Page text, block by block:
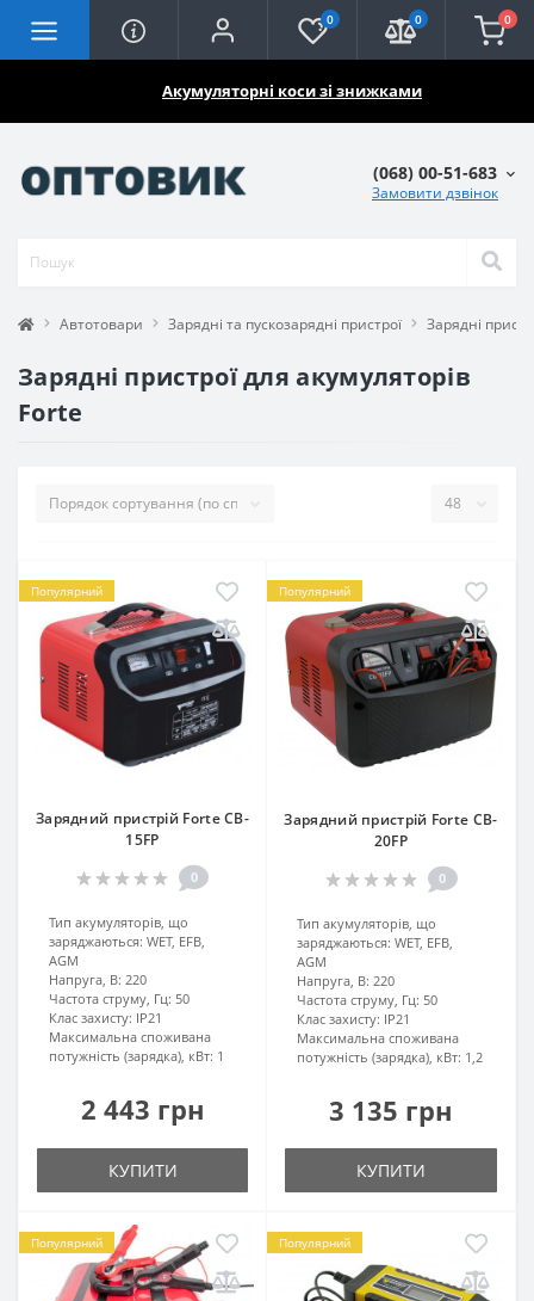
Акумуляторні коси зі знижками
0 0 0
(068) 00-51-683
Замовити дзвінок
Автотовари Зарядні та пускозарядні пристрої Зарядні
Зарядні пристрої для акумуляторів
Forte
Популярний
Зарядний пристрій Forte CB-
15FP
0
Тип акумуляторів, що
заряджаються: WET, EFB,
AGM
Напруга, В: 220
Частота струму, Гц: 50
Клас захисту: IP21
Максимальна споживана
потужність (зарядка), кВт: 1
2 443 грн
КУПИТИ
Популярний
Зарядний пристрій Forte CB-
20FP
0
Тип акумуляторів, що
заряджаються: WET, EFB,
AGM
Напруга, В: 220
Частота струму, Гц: 50
Клас захисту: IP21
Максимальна споживана
потужність (зарядка), кВт: 1,2
3 135 грн
КУПИТИ
Популярний Популярний